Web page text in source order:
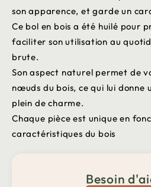
son apparence, et garde un
Ce bol en bois a été huilé pour
faciliter son utilisation au
brute.
Son aspect naturel permet de
nœuds du bois, ce qui lui donne
plein de charme.
Chaque pièce est unique en
caractéristiques du bois
Besoin